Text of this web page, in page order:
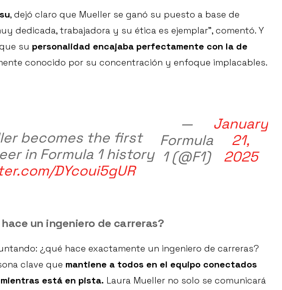
, dejó claro que Mueller se ganó su puesto a base de
dedicada, trabajadora y su ética es ejemplar”, comentó. Y
su personalidad encajaba perfectamente con la de
conocido por su concentración y enfoque implacables.
becomes the first
in Formula 1 history
DYcoui5gUR
—
Formula
1 (@F1)
January
21,
2025
hace un ingeniero de carreras?
¿qué hace exactamente un ingeniero de carreras?
clave que mantiene a todos en el equipo conectados
está en pista. Laura Mueller no solo se comunicará